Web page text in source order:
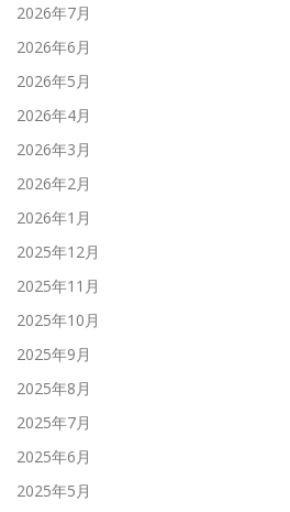
2026年7月
2026年6月
2026年5月
2026年4月
2026年3月
2026年2月
2026年1月
2025年12月
2025年11月
2025年10月
2025年9月
2025年8月
2025年7月
2025年6月
2025年5月